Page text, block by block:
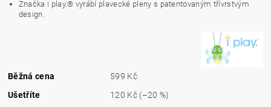
Značka i play.® vyrábí plavecké pleny s patentovaným třívrstvým
design.
Běžná cena
599 Kč
Ušetříte
120 Kč (–20 %)